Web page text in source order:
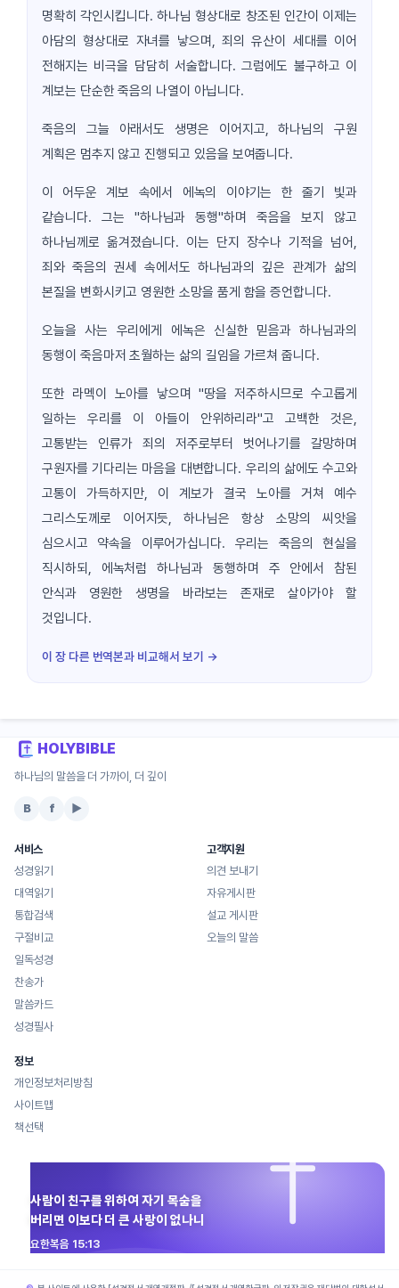
명확히 각인시킵니다. 하나님 형상대로 창조된 인간이 이제는
아담의 형상대로 자녀를 낳으며, 죄의 유산이 세대를 이어
전해지는 비극을 담담히 서술합니다. 그럼에도 불구하고 이
계보는 단순한 죽음의 나열이 아닙니다.
죽음의 그늘 아래서도 생명은 이어지고, 하나님의 구원
계획은 멈추지 않고 진행되고 있음을 보여줍니다.
이 어두운 계보 속에서 에녹의 이야기는 한 줄기 빛과
같습니다. 그는 "하나님과 동행"하며 죽음을 보지 않고
하나님께로 옮겨졌습니다. 이는 단지 장수나 기적을 넘어,
죄와 죽음의 권세 속에서도 하나님과의 깊은 관계가 삶의
본질을 변화시키고 영원한 소망을 품게 함을 증언합니다.
오늘을 사는 우리에게 에녹은 신실한 믿음과 하나님과의
동행이 죽음마저 초월하는 삶의 길임을 가르쳐 줍니다.
또한 라멕이 노아를 낳으며 "땅을 저주하시므로 수고롭게
일하는 우리를 이 아들이 안위하리라"고 고백한 것은,
고통받는 인류가 죄의 저주로부터 벗어나기를 갈망하며
구원자를 기다리는 마음을 대변합니다. 우리의 삶에도 수고와
고통이 가득하지만, 이 계보가 결국 노아를 거쳐 예수
그리스도께로 이어지듯, 하나님은 항상 소망의 씨앗을
심으시고 약속을 이루어가십니다. 우리는 죽음의 현실을
직시하되, 에녹처럼 하나님과 동행하며 주 안에서 참된
안식과 영원한 생명을 바라보는 존재로 살아가야 할
것입니다.
이 장 다른 번역본과 비교해서 보기 →
HOLYBIBLE
하나님의 말씀을 더 가까이, 더 깊이
B f ▶
서비스
성경읽기
대역읽기
통합검색
구절비교
일독성경
찬송가
말씀카드
성경필사
고객지원
의견 보내기
자유게시판
설교 게시판
오늘의 말씀
정보
개인정보처리방침
사이트맵
책선택
사람이 친구를 위하여 자기 목숨을
버리면 이보다 더 큰 사랑이 없나니
요한복음 15:13